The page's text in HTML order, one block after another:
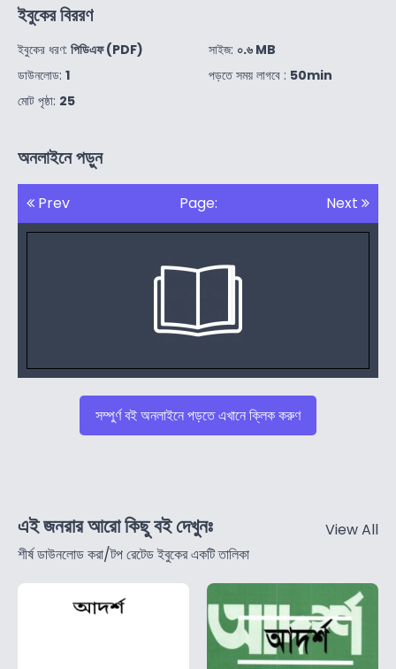
ইবুকের বিররণ
ইবুকের ধরণ: পিডিএফ (PDF)
ডাউনলোড: 1
মোট পৃষ্ঠা: 25
সাইজ: ০.৬ MB
পড়তে সময় লাগবে : 50min
অনলাইনে পড়ুন
Prev Page: Next
সম্পুর্ণ বই অনলাইনে পড়তে এখানে ক্লিক করুণ
এই জনরার আরো কিছু বই দেখুনঃ
শীর্ষ ডাউনলোড করা/টপ রেটেড ইবুকের একটি তালিকা
View All